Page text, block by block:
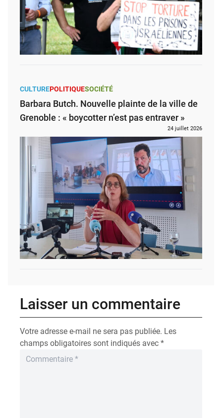
CULTUREPOLITIQUESOCIÉTÉ
Barbara Butch. Nouvelle plainte de la ville de
Grenoble : « boycotter n’est pas entraver »
24 juillet 2026
Laisser un commentaire
Votre adresse e-mail ne sera pas publiée. Les
champs obligatoires sont indiqués avec *